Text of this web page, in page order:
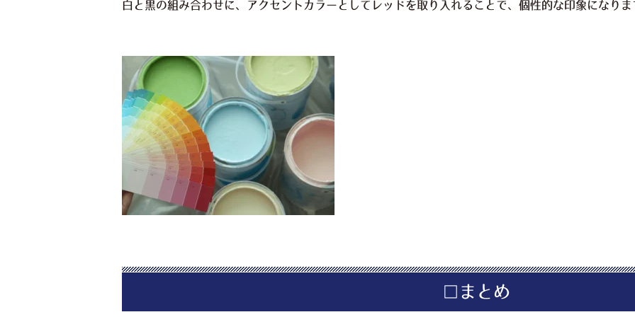
白と黒の組み合わせに、アクセントカラーとしてレッドを取り入れることで、個性的な印象になりま
□まとめ